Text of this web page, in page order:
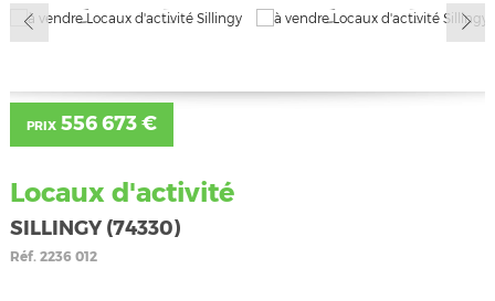
PRIX556 673 €
Locaux d'activité
SILLINGY (74330)
Réf.2236 012